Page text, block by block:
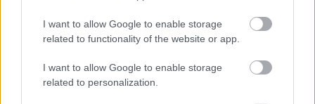
I want to allow Google to enable storage
related to functionality of the website or app.
I want to allow Google to enable storage
related to personalization.
legfrissebb információkkal és exkluzív tartalmakkal hétről hétre
postaládájába érkezik!